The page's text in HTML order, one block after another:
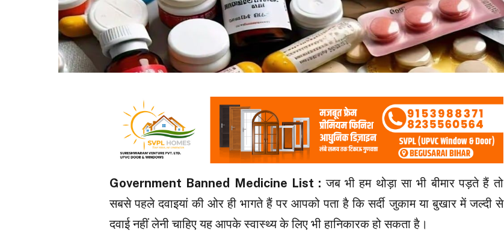
Government Banned Medicine List : जब भी हम थोड़ा सा भी बीमार पड़ते हैं तो
सबसे पहले दवाइयां की ओर ही भागते हैं पर आपको पता है कि सर्दी जुकाम या बुखार में जल्दी से
दवाई नहीं लेनी चाहिए यह आपके स्वास्थ्य के लिए भी हानिकारक हो सकता है।